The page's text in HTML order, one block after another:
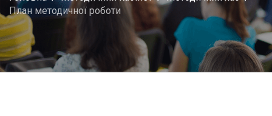
План методичної роботи